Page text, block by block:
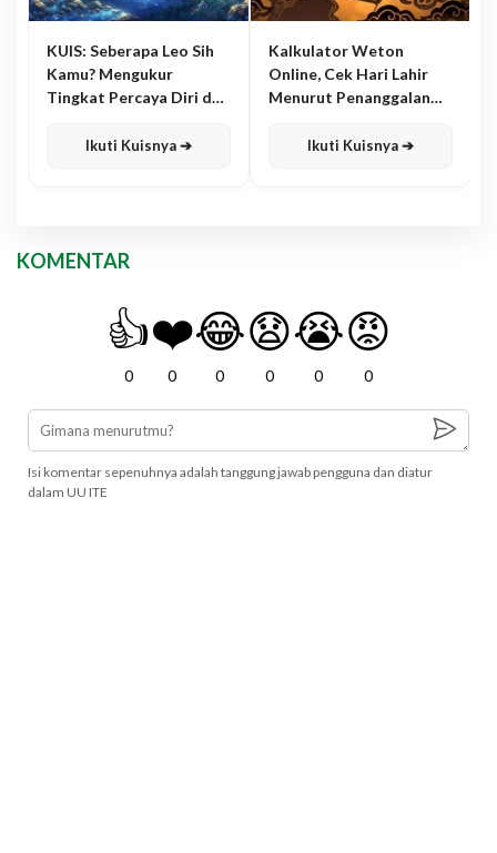
KUIS: Seberapa Leo Sih
Kamu? Mengukur
Tingkat Percaya Diri dan
Ikuti Kuisnya ➔
Kalkulator Weton
Online, Cek Hari Lahir
Menurut Penanggalan
Ikuti Kuisnya ➔
KOMENTAR
👍
0
❤️
0
😂
0
😧
0
😭
0
😡
0
Isi komentar sepenuhnya adalah tanggung jawab pengguna dan diatur
dalam UU ITE